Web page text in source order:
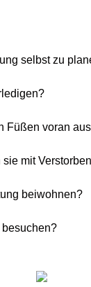
selbst zu
Füßen voran
mit
beiwohnen?